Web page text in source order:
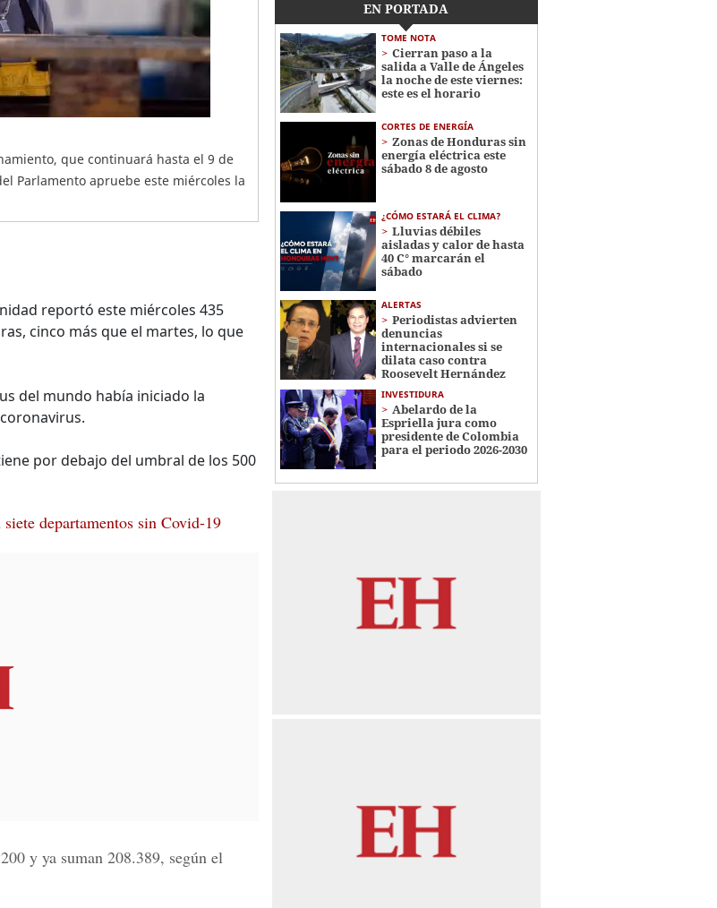
que continuará hasta el 9 de
Parlamento apruebe este miércoles la
reportó este miércoles 435
cinco más que el martes, lo que
del mundo había iniciado la
por debajo del umbral de los 500
departamentos sin Covid-19
y ya suman 208.389, según el
EN PORTADA
TOME NOTA
Cierran paso a la
salida a Valle de Ángeles
la noche de este viernes:
este es el horario
CORTES DE ENERGÍA
Zonas de Honduras sin
energía eléctrica este
sábado 8 de agosto
¿CÓMO ESTARÁ EL CLIMA?
Lluvias débiles
aisladas y calor de hasta
40 C° marcarán el
sábado
ALERTAS
Periodistas advierten
denuncias
internacionales si se
dilata caso contra
Roosevelt Hernández
INVESTIDURA
Abelardo de la
Espriella jura como
presidente de Colombia
para el periodo 2026-2030